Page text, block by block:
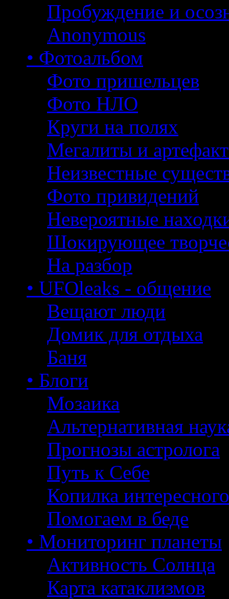
Пробуждение и
Anonymous
• Фотоальбом
Фото пришельцев
Фото НЛО
Круги на полях
Мегалиты и
Неизвестные
Фото привидений
Невероятные
Шокирующее
На разбор
• UFOleaks - общение
Вещают люди
Домик для отдыха
Баня
• Блоги
Мозаика
Альтернативная
Прогнозы астролога
Путь к Себе
Копилка интересного
Помогаем в беде
• Мониторинг планеты
Активность Солнца
Карта катаклизмов